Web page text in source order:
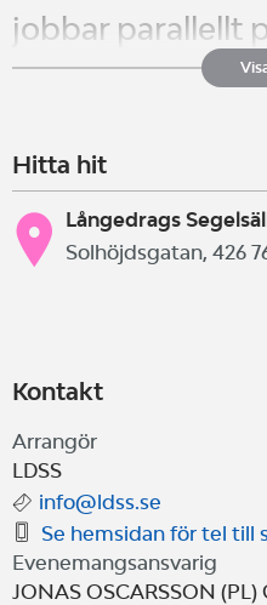
jobbar parallellt
lösning för fler
JSM för RS-FEVA
helgen 26-27
Långedrag
särskilt
råden om att
helgen.
Hitta hit
Långedrags
Solhöjdsgatan, 426
Kontakt
Arrangör
LDSS
info@ldss.se
Se hemsidan för tel till
Evenemangsansvarig
JONAS OSCARSSON